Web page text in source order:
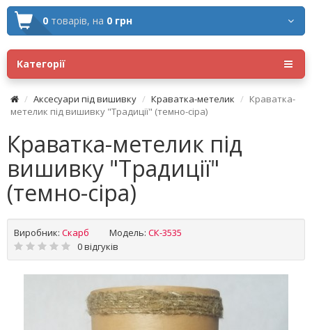
0 товарів, на 0 грн
Категорії
Аксесуари під вишивку Краватка-метелик
Краватка-
метелик під вишивку "Традиції" (темно-сіра)
Краватка-метелик під
вишивку "Традиції"
(темно-сіра)
Виробник: Скарб Модель: СК-3535
0 відгуків